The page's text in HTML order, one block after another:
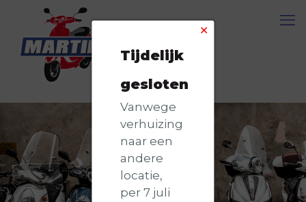
✕
Tijdelijk
gesloten
Vanwege
verhuizing
naar een
andere
locatie,
per 7 juli